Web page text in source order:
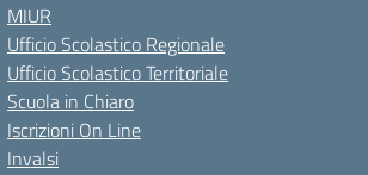
MIUR
Ufficio Scolastico Regionale
Ufficio Scolastico Territoriale
Scuola in Chiaro
Iscrizioni On Line
Invalsi